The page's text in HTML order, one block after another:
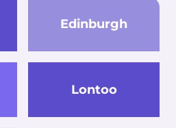
Edinburgh
Lontoo